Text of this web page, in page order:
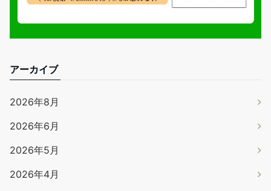
アーカイブ
2026年8月
2026年6月
2026年5月
2026年4月